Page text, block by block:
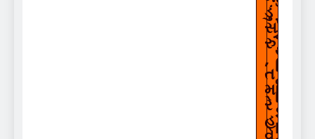
ડું
સા
રું
,
ત
મા
રે
હ
ર
માં
થી
નિ
વૃ
ત્તિ
S
I